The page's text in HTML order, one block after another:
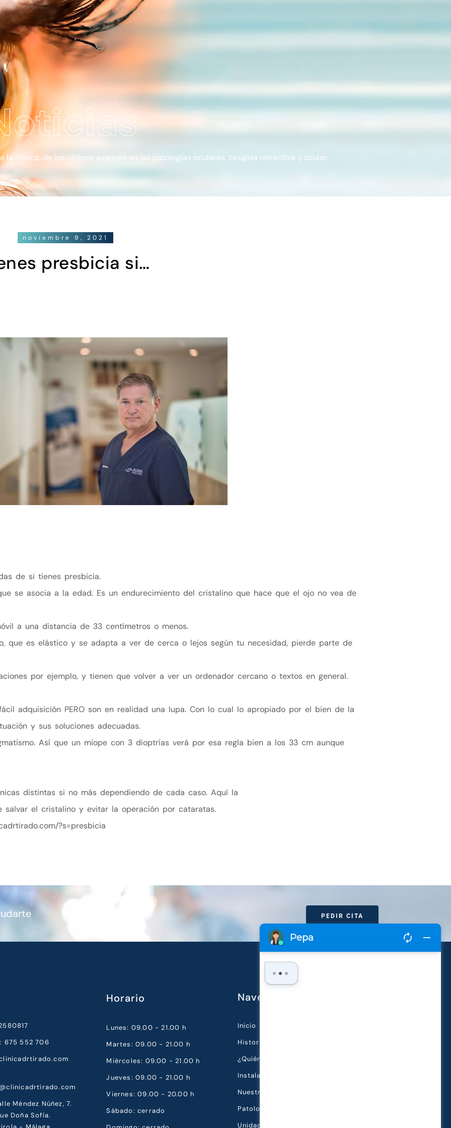
clínica, de los últimos avances en las patologías oculares, cirugías refrectiva y ocular.
noviembre 9, 2021
presbicia si…
de si tienes presbicia.
se asocia a la edad. Es un endurecimiento del cristalino que hace que el ojo no vea de
a una distancia de 33 centímetros o menos.
que es elástico y se adapta a ver de cerca o lejos según tu necesidad, pierde parte de
por ejemplo, y tienen que volver a ver un ordenador cercano o textos en general.
adquisición PERO son en realidad una lupa. Con lo cual lo apropiado por el bien de la
y sus soluciones adecuadas.
Así que un miope con 3 dioptrías verá por esa regla bien a los 33 cm aunque
distintas si no más dependiendo de cada caso. Aquí la
salvar el cristalino y evitar la operación por cataratas.
?s=presbicia
PEDIR CITA
675 552 706
Méndez Núñez, 7.
Doña Sofía.
Horario
Lunes: 09.00 - 21.00 h
Martes: 09.00 - 21.00 h
Miércoles: 09.00 - 21.00 h
Jueves: 09.00 - 21.00 h
Viernes: 09.00 - 20.00 h
Sábado: cerrado
Navegación rápida
Inicio
Historia de la Clínica
¿Quiénes Somos?
Instalaciones
Nuestra Tecnología
Patologías Oculares
Unidades Diagnósticas